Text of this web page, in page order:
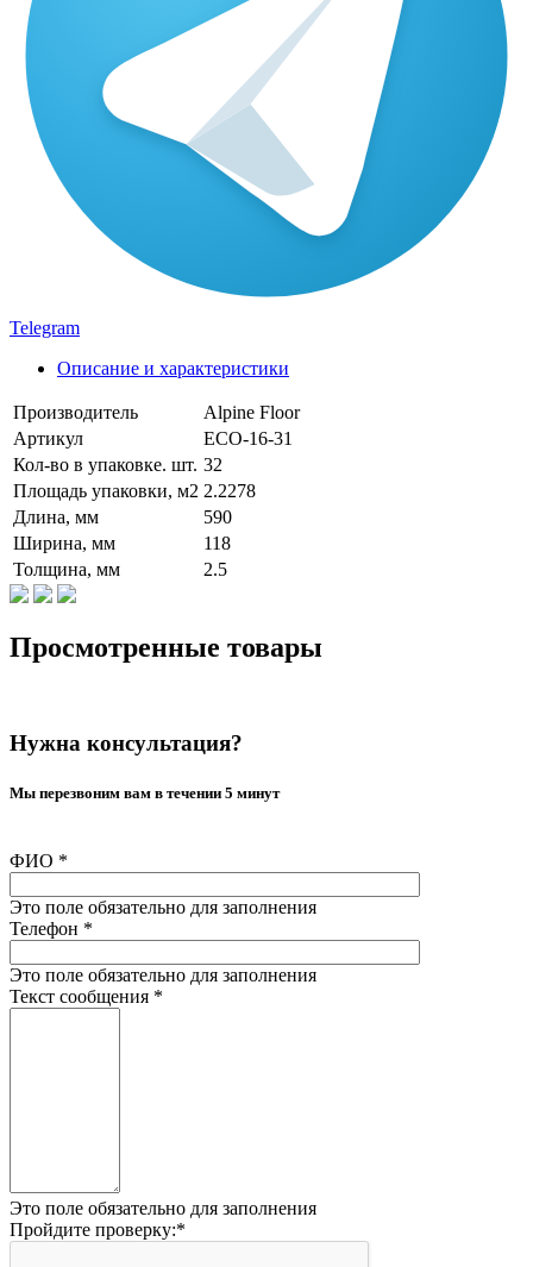
Telegram
Описание и характеристики
Производитель
Alpine Floor
Артикул
ECO-16-31
Кол-во в упаковке. шт. 32
Площадь упаковки, м2 2.2278
Длина, мм
590
Ширина, мм
118
Толщина, мм
2.5
Просмотренные товары
Нужна консультация?
Мы перезвоним вам в течении 5 минут
ФИО *
Это поле обязательно для заполнения
Телефон *
Это поле обязательно для заполнения
Текст сообщения *
Это поле обязательно для заполнения
Пройдите проверку:*